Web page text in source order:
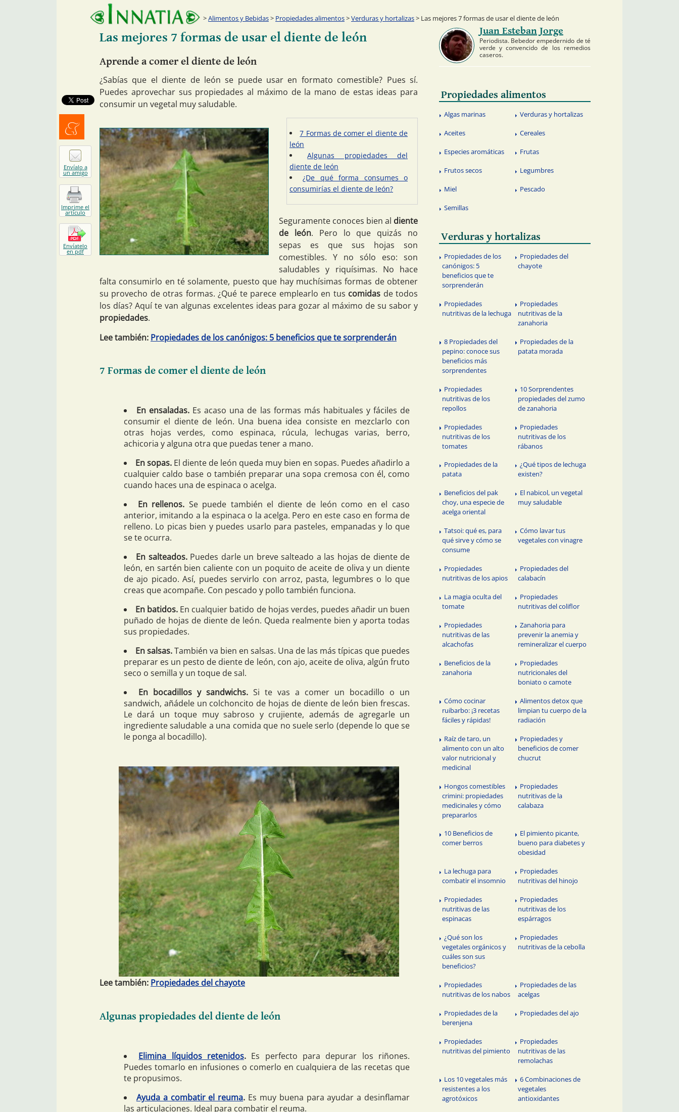
Alimentos y Bebidas> Propiedades alimentos>Verduras y hortalizas> Las mejores 7 formas de usar el diente de león
Las mejores 7 formas de usar el diente de león
Aprende a comer el diente de león
¿Sabías que el diente de león se puede usar en formato comestible? Pues sí.
Puedes aprovechar sus propiedades al máximo de la mano de estas ideas para
consumir un vegetal muy saludable.
7 Formas de comer el diente de
león
Algunas propiedades del
diente de león
¿De qué forma consumes o
consumirías el diente de león?
Seguramente conoces bien al diente
de león. Pero lo que quizás no
sepas es que sus hojas son
comestibles. Y no sólo eso: son
saludables y riquísimas. No hace
falta consumirlo en té solamente, puesto que hay muchísimas formas de obtener
su provecho de otras formas. ¿Qué te parece emplearlo en tus comidas de todos
los días? Aquí te van algunas excelentes ideas para gozar al máximo de su sabor y
propiedades.
Lee también: Propiedades de los canónigos: 5 beneficios que te sorprenderán
7 Formas de comer el diente de león
En ensaladas. Es acaso una de las formas más habituales y fáciles de
consumir el diente de león. Una buena idea consiste en mezclarlo con
otras hojas verdes, como espinaca, rúcula, lechugas varias, berro,
achicoria y alguna otra que puedas tener a mano.
En sopas. El diente de león queda muy bien en sopas. Puedes añadirlo a
cualquier caldo base o también preparar una sopa cremosa con él, como
cuando haces una de espinaca o acelga.
En rellenos. Se puede también el diente de león como en el caso
anterior, imitando a la espinaca o la acelga. Pero en este caso en forma de
relleno. Lo picas bien y puedes usarlo para pasteles, empanadas y lo que
se te ocurra.
En salteados.Puedes darle un breve salteado a las hojas de diente de
león, en sartén bien caliente con un poquito de aceite de oliva y un diente
de ajo picado. Así, puedes servirlo con arroz, pasta, legumbres o lo que
creas que acompañe. Con pescado y pollo también funciona.
En batidos. En cualquier batido de hojas verdes, puedes añadir un buen
puñado de hojas de diente de león. Queda realmente bien y aporta todas
sus propiedades.
En salsas.También va bien en salsas. Una de las más típicas que puedes
preparar es un pesto de diente de león, con ajo, aceite de oliva, algún fruto
seco o semilla y un toque de sal.
En bocadillos y sandwichs. Si te vas a comer un bocadillo o un
sandwich, añádele un colchoncito de hojas de diente de león bien frescas.
Le dará un toque muy sabroso y crujiente, además de agregarle un
ingrediente saludable a una comida que no suele serlo (depende lo que se
le ponga al bocadillo).
Lee también: Propiedades del chayote
Algunas propiedades del diente de león
Elimina líquidos retenidos. Es perfecto para depurar los riñones.
Puedes tomarlo en infusiones o comerlo en cualquiera de las recetas que
te propusimos.
Ayuda a combatir el reuma. Es muy buena para ayudar a desinflamar
las articulaciones. Ideal para combatir el reuma.
Juan Esteban Jorge
Periodista. Bebedor empedernido de té
verde y convencido de los remedios
caseros.
Propiedades alimentos
Algas marinas Verduras y hortalizas
Aceites Cereales
Especies aromáticas Frutas
Frutos secos Legumbres
Miel Pescado
Semillas
Verduras y hortalizas
Propiedades de los
canónigos: 5
beneficios que te
sorprenderán
Propiedades del
chayote
Propiedades
nutritivas de la lechuga
Propiedades
nutritivas de la
zanahoria
8 Propiedades del
pepino: conoce sus
beneficios más
sorprendentes
Propiedades de la
patata morada
Propiedades
nutritivas de los
repollos
10 Sorprendentes
propiedades del zumo
de zanahoria
Propiedades
nutritivas de los
tomates
Propiedades
nutritivas de los
rábanos
Propiedades de la
patata
¿Qué tipos de lechuga
existen?
Beneficios del pak
choy, una especie de
acelga oriental
El nabicol, un vegetal
muy saludable
Tatsoi: qué es, para
qué sirve y cómo se
consume
Cómo lavar tus
vegetales con vinagre
Propiedades
nutritivas de los apios
Propiedades del
calabacín
La magia oculta del
tomate
Propiedades
nutritivas del coliflor
Propiedades
nutritivas de las
alcachofas
Zanahoria para
prevenir la anemia y
remineralizar el cuerpo
Beneficios de la
zanahoria
Propiedades
nutricionales del
boniato o camote
Cómo cocinar
ruibarbo: ¡3 recetas
fáciles y rápidas!
Alimentos detox que
limpian tu cuerpo de la
radiación
Raíz de taro, un
alimento con un alto
valor nutricional y
medicinal
Propiedades y
beneficios de comer
chucrut
Hongos comestibles
crimini: propiedades
medicinales y cómo
prepararlos
Propiedades
nutritivas de la
calabaza
10 Beneficios de
comer berros
El pimiento picante,
bueno para diabetes y
obesidad
La lechuga para
combatir el insomnio
Propiedades
nutritivas del hinojo
Propiedades
nutritivas de las
espinacas
Propiedades
nutritivas de los
espárragos
¿Qué son los
vegetales orgánicos y
cuáles son sus
beneficios?
Propiedades
nutritivas de la cebolla
Propiedades
nutritivas de los nabos
Propiedades de las
acelgas
Propiedades de la
berenjena
Propiedades del ajo
Propiedades
nutritivas del pimiento
Propiedades
nutritivas de las
remolachas
Los 10 vegetales más
resistentes a los
agrotóxicos
6 Combinaciones de
vegetales
antioxidantes
Menéalo
Envíalo a
un amigo
Imprime el
artículo
Envíatelo
en pdf